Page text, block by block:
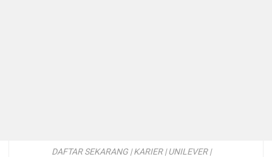
DAFTAR SEKARANG | KARIER | UNILEVER |